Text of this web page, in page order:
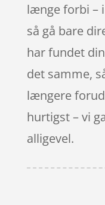
længe forbi –
så gå bare
har fundet
det samme,
længere
hurtigst – vi
alligevel.